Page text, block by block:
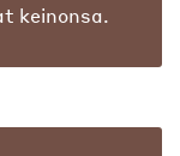
keinonsa.